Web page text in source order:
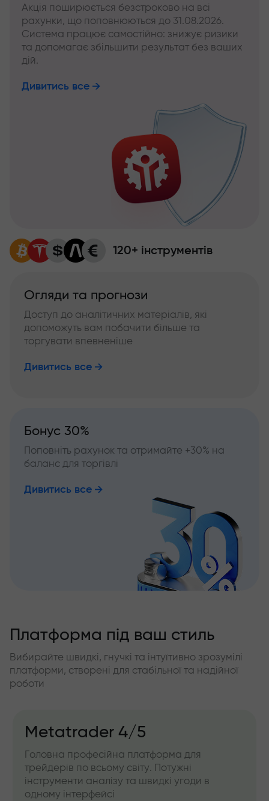
Акція поширюється безстроково на всі
рахунки, що поповнюються до 31.08.2026.
Система працює самостійно: знижує ризики
та допомагає збільшити результат без ваших
дій.
Дивитись все
120+ інструментів
Огляди та прогнози
Доступ до аналітичних матеріалів, які
допоможуть вам побачити більше та
торгувати впевненіше
Дивитись все
Бонус 30%
Поповніть рахунок та отримайте +30% на
баланс для торгівлі
Дивитись все
Платформа під ваш стиль
Вибирайте швидкі, гнучкі та інтуїтивно зрозумілі
платформи, створені для стабільної та надійної
роботи
Metatrader 4/5
Головна професійна платформа для
трейдерів по всьому світу. Потужні
інструменти аналізу та швидкі угоди в
одному інтерфейсі